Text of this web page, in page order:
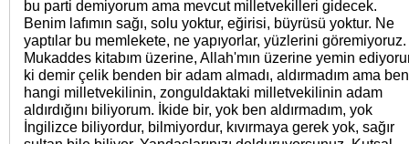
bu parti demiyorum ama mevcut milletvekilleri gidecek.
Benim lafımın sağı, solu yoktur, eğirisi, büyrüsü yoktur. Ne
yaptılar bu memlekete, ne yapıyorlar, yüzlerini göremiyoruz.
Mukaddes kitabım üzerine, Allah'mın üzerine yemin
ki demir çelik benden bir adam almadı, aldırmadım ama ben
hangi milletvekilinin, zonguldaktaki milletvekilinin adam
aldırdığını biliyorum. İkide bir, yok ben aldırmadım, yok
İngilizce biliyordur, bilmiyordur, kıvırmaya gerek yok, sağır